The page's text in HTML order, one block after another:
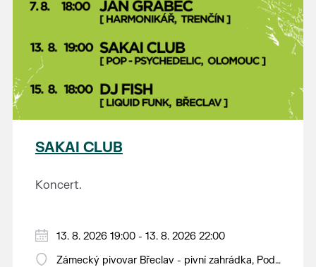
SAKAI CLUB
Koncert.
13. 8. 2026 19:00 - 13. 8. 2026 22:00
Zámecký pivovar Břeclav - pivní zahrádka, Pod